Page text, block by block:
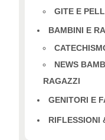
GITE E
BAMBINI E
NEWS
RAGAZZI
GENITORI E
RIFLESSIONI